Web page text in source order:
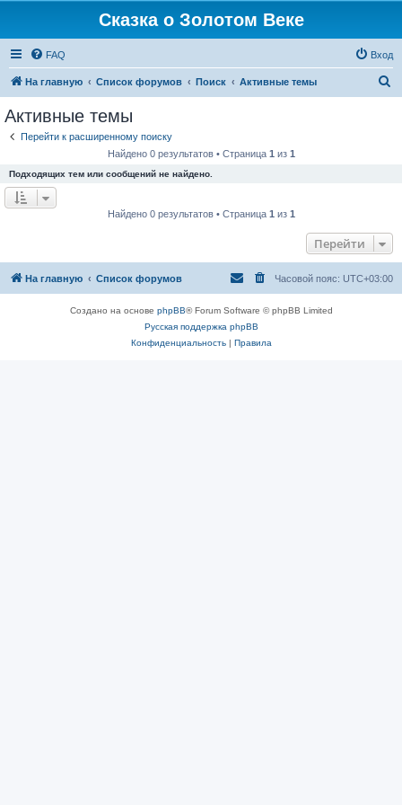
Сказка о Золотом Веке
FAQ Вход
На главную Список форумов Поиск Активные темы
Активные темы
Перейти к расширенному поиску
Найдено 0 результатов • Страница 1 из 1
Подходящих тем или сообщений не найдено.
Найдено 0 результатов • Страница 1 из 1
Перейти
На главную Список форумов Часовой пояс: UTC+03:00
Создано на основе phpBB® Forum Software © phpBB Limited
Русская поддержка phpBB
Конфиденциальность| Правила